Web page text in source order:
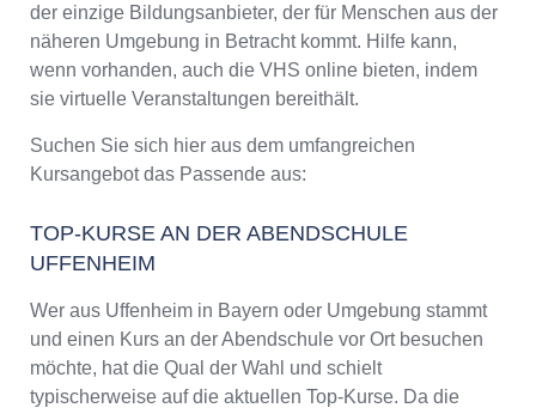
der einzige Bildungsanbieter, der für Menschen aus der
näheren Umgebung in Betracht kommt. Hilfe kann,
wenn vorhanden, auch die VHS online bieten, indem
sie virtuelle Veranstaltungen bereithält.
Suchen Sie sich hier aus dem umfangreichen
Kursangebot das Passende aus:
TOP-KURSE AN DER ABENDSCHULE
UFFENHEIM
Wer aus Uffenheim in Bayern oder Umgebung stammt
und einen Kurs an der Abendschule vor Ort besuchen
möchte, hat die Qual der Wahl und schielt
typischerweise auf die aktuellen Top-Kurse. Da die